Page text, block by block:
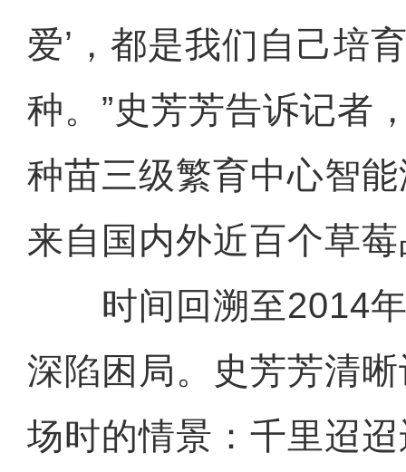
爱’，都是我们自己培
种。”史芳芳告诉记者
种苗三级繁育中心智
来自国内外近百个草
时间回溯至2014年
深陷困局。史芳芳清
场时的情景：千里迢